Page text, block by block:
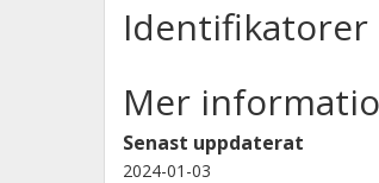
Identifikatorer
Mer
Senast uppdaterat
2024-01-03